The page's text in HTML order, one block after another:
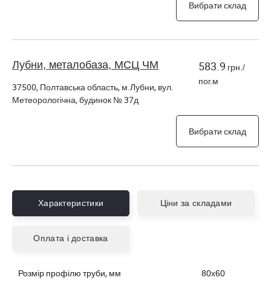
Вибрати склад
Лубни, металобаза, МСЦ ЧМ
37500, Полтавська область, м.Лубни, вул.
Метеорологічна, будинок № 37д
583.9 грн./
пог.м
Вибрати склад
Характеристики Ціни за складами
Оплата і доставка
Розмір профілю труби, мм 80х60